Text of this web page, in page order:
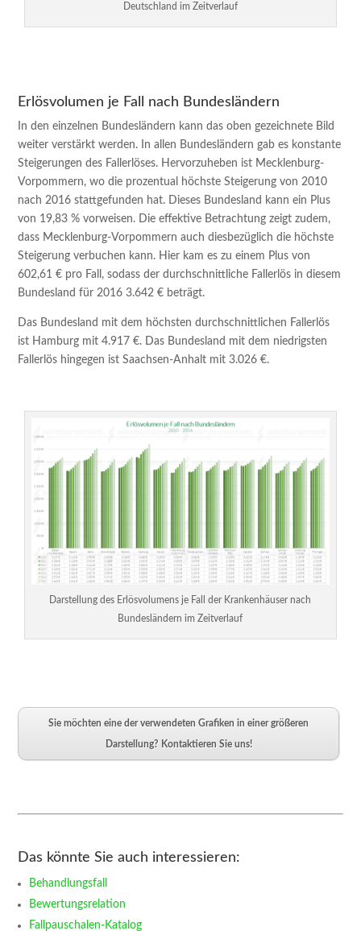
Deutschland im Zeitverlauf
Erlösvolumen je Fall nach Bundesländern
In den einzelnen Bundesländern kann das oben gezeichnete Bild
weiter verstärkt werden. In allen Bundesländern gab es konstante
Steigerungen des Fallerlöses. Hervorzuheben ist Mecklenburg-
Vorpommern, wo die prozentual höchste Steigerung von 2010
nach 2016 stattgefunden hat. Dieses Bundesland kann ein Plus
von 19,83 % vorweisen. Die effektive Betrachtung zeigt zudem,
dass Mecklenburg-Vorpommern auch diesbezüglich die höchste
Steigerung verbuchen kann. Hier kam es zu einem Plus von
602,61 € pro Fall, sodass der durchschnittliche Fallerlös in diesem
Bundesland für 2016 3.642 € beträgt.
Das Bundesland mit dem höchsten durchschnittlichen Fallerlös
ist Hamburg mit 4.917 €. Das Bundesland mit dem niedrigsten
Fallerlös hingegen ist Saachsen-Anhalt mit 3.026 €.
Darstellung des Erlösvolumens je Fall der Krankenhäuser nach
Bundesländern im Zeitverlauf
Sie möchten eine der verwendeten Grafiken in einer größeren
Darstellung? Kontaktieren Sie uns!
Das könnte Sie auch interessieren:
Behandlungsfall
Bewertungsrelation
Fallpauschalen-Katalog